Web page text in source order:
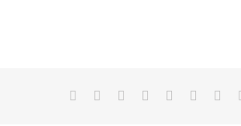
Facebook Reddit LinkedIn
TumblrPinterest